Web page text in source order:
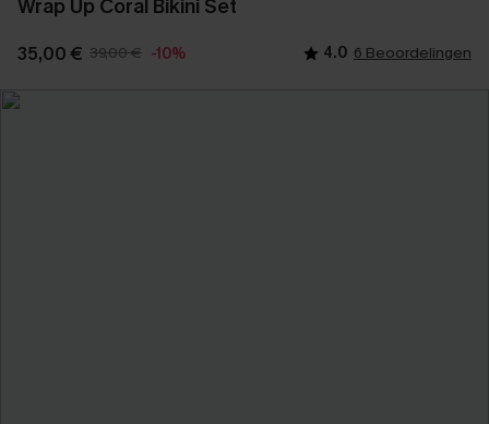
Wrap Up Coral Bikini Set
35,00 € 39,00 € -10% 4.0 6 Beoordelingen